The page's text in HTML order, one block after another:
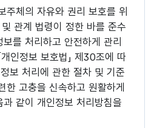
주체의 자유와 권리 보호를 위
및 관계 법령이 정한 바를 준수
를 처리하고 안전하게 관리
인정보 보호법」 제30조에 따
보 처리에 관한 절차 및 기준
한 고충을 신속하고 원활하게
같이 개인정보 처리방침을